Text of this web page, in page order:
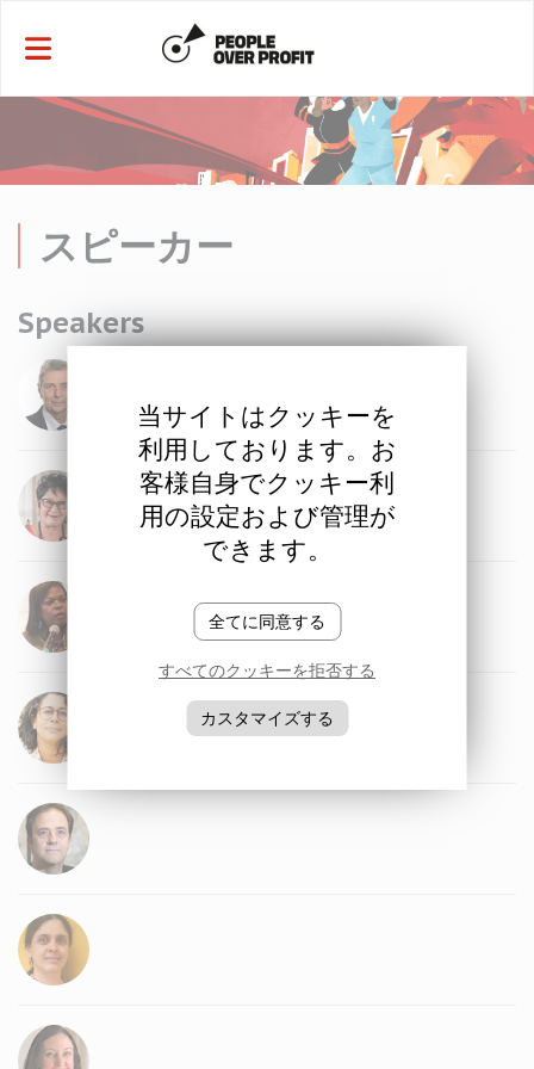
スピーカー
Speakers
当サイトはクッキーを
利用しております。お
客様自身でクッキー利
用の設定および管理が
できます。
全てに同意する
すべてのクッキーを拒否する
カスタマイズする